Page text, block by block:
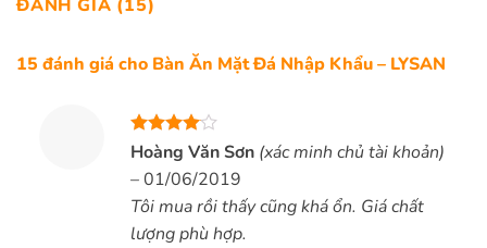
ĐÁNH GIÁ (15)
15 đánh giá cho Bàn Ăn Mặt Đá Nhập Khẩu – LYSAN
Được
xếp hạng
45 sao
Hoàng Văn Sơn (xác minh chủ tài khoản)
–01/06/2019
Tôi mua rồi thấy cũng khá ổn. Giá chất
lượng phù hợp.